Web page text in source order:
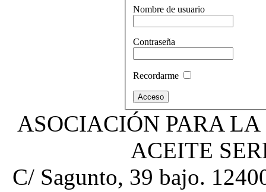
Nombre de usuario
Contraseña
Recordarme
ASOCIACIÓN PARA
ACEITE
C/ Sagunto, 39 bajo.